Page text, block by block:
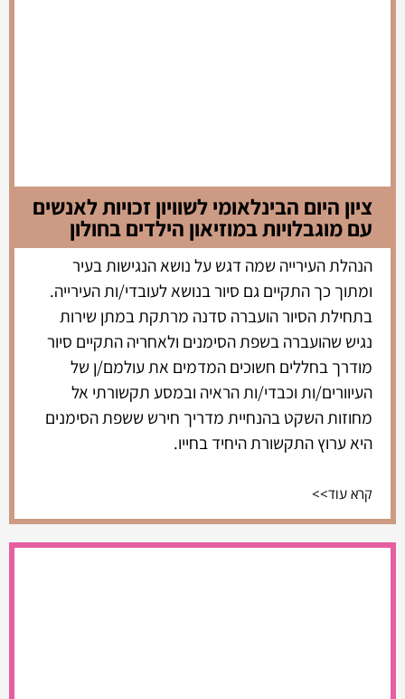
ציון היום הבינלאומי לשוויון זכויות לאנשים
עם מוגבלויות במוזיאון הילדים בחולון
הנהלת העירייה שמה דגש על נושא הנגישות בעיר
ומתוך כך התקיים גם סיור בנושא לעובדי/ות העירייה.
בתחילת הסיור הועברה סדנה מרתקת במתן שירות
נגיש שהועברה בשפת הסימנים ולאחריה התקיים סיור
מודרך בחללים חשוכים המדמים את עולמם/ן של
העיוורים/ות וכבדי/ות הראיה ובמסע תקשורתי אל
מחוזות השקט בהנחיית מדריך חירש ששפת הסימנים
היא ערוץ התקשורת היחיד בחייו.
קרא עוד>>